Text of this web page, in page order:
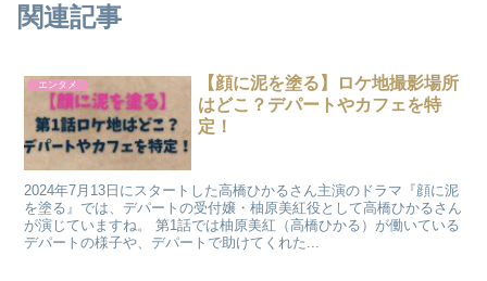
関連記事
エンタメ
【顔に泥を塗る】ロケ地撮影場所
はどこ？デパートやカフェを特
定！
2024年7月13日にスタートした高橋ひかるさん主演のドラマ『顔に泥
を塗る』では、デパートの受付嬢・柚原美紅役として高橋ひかるさん
が演じていますね。 第1話では柚原美紅（高橋ひかる）が働いている
デパートの様子や、デパートで助けてくれた...